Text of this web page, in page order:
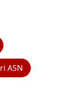
ASN